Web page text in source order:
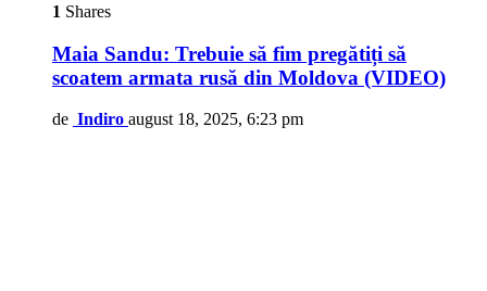
1 Shares
Maia Sandu: Trebuie să fim pregătiți să
scoatem armata rusă din Moldova (VIDEO)
de Indiro august 18, 2025, 6:23 pm